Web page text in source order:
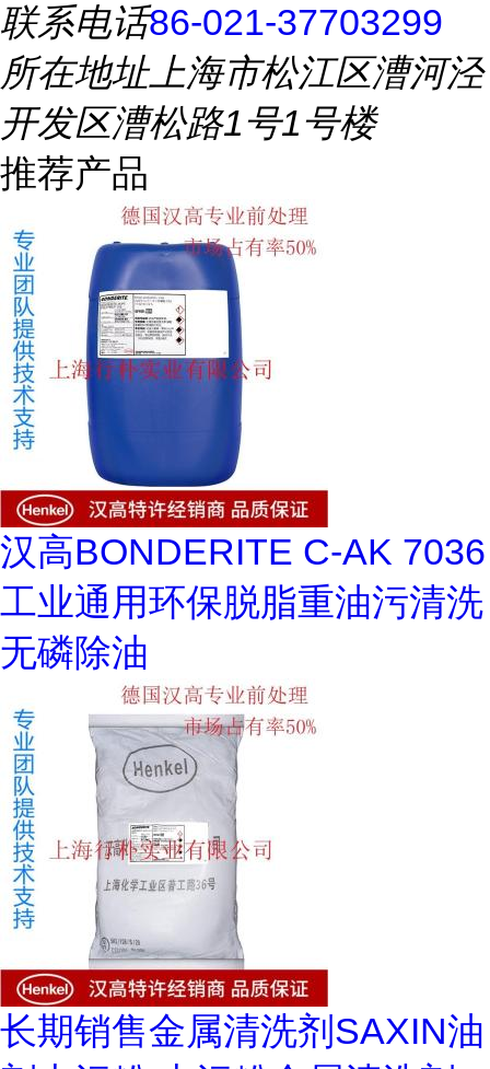
联系电话86-021-37703299
所在地址上海市松江区漕河泾
开发区漕松路1号1号楼
推荐产品
汉高BONDERITE C-AK 7036
工业通用环保脱脂重油污清洗
无磷除油
长期销售金属清洗剂SAXIN油